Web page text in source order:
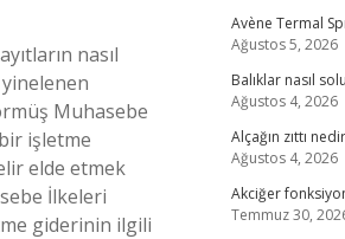
nasıl
Muhasebe
işletme
elde etmek
İlkeleri
giderinin ilgili
Avène Termal
Ağustos 5, 2026
Balıklar nasıl
Ağustos 4, 2026
Alçağın zıttı
Ağustos 4, 2026
Akciğer
Temmuz 30,